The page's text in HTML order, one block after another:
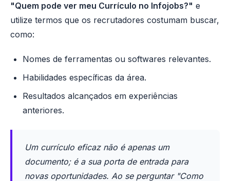
"Quem pode ver meu Currículo no Infojobs?" e
utilize termos que os recrutadores costumam buscar,
como:
Nomes de ferramentas ou softwares relevantes.
Habilidades específicas da área.
Resultados alcançados em experiências
anteriores.
Um currículo eficaz não é apenas um
documento; é a sua porta de entrada para
novas oportunidades. Ao se perguntar "Como